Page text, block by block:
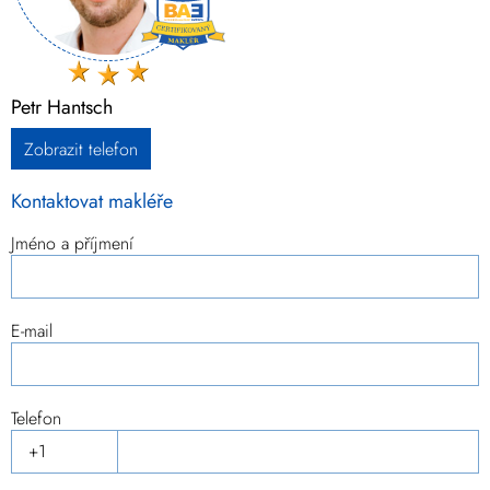
Petr Hantsch
Zobrazit telefon
Kontaktovat makléře
Jméno a příjmení
E-mail
Telefon